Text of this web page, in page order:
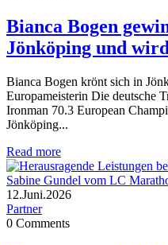
Bianca Bogen
Jönköping und
Bianca Bogen krönt sich in
Europameisterin Die deutsche
Ironman 70.3 European
Jönköping...
Read more
12.Juni.2026
Partner
0 Comments